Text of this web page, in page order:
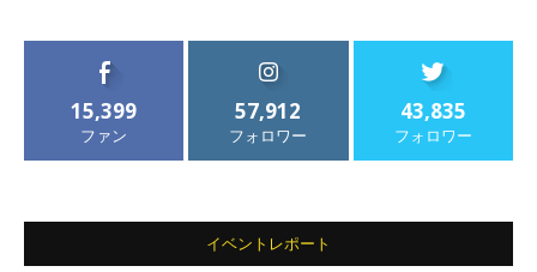
15,399
ファン
57,912
フォロワー
43,835
フォロワー
イベントレポート